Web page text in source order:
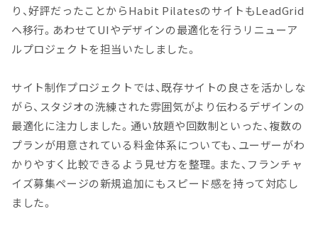
り、好評だったことからHabit PilatesのサイトもLeadGrid
へ移行。あわせてUIやデザインの最適化を行うリニューア
ルプロジェクトを担当いたしました。
サイト制作プロジェクトでは、既存サイトの良さを活かしな
がら、スタジオの洗練された雰囲気がより伝わるデザインの
最適化に注力しました。通い放題や回数制といった、複数の
プランが用意されている料金体系についても、ユーザーがわ
かりやすく比較できるよう見せ方を整理。また、フランチャ
イズ募集ページの新規追加にもスピード感を持って対応し
ました。